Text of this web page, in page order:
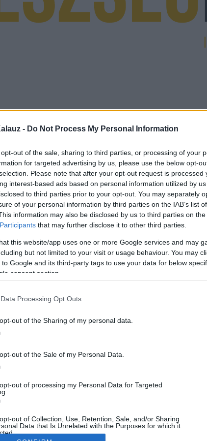
- Do Not Process My Personal Information
out of the sale, sharing to third parties, or processing of your
for targeted advertising by us, please use the below opt-
Please note that after your opt-out request is processed
interest-based ads based on personal information utilized by
to third parties prior to your opt-out. You may separately
of your personal information by third parties on the IAB’s list
information may also be disclosed by us to third parties on the
that may further disclose it to other third parties.
this website/app uses one or more Google services and may
but not limited to your visit or usage behaviour. You may
Google and its third-party tags to use your data for below
consent section.
Processing Opt Outs
out of the Sharing of my personal data.
out of the Sale of my Personal Data.
out of processing my Personal Data for Targeted
out of Collection, Use, Retention, Sale, and/or Sharing
Data that Is Unrelated with the Purposes for which it